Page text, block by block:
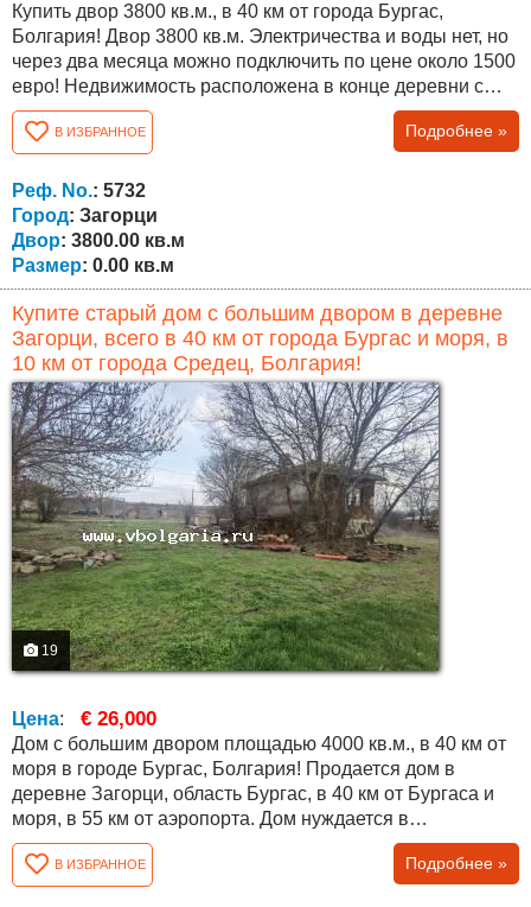
Купить двор 3800 кв.м., в 40 км от города Бургас,
Болгария! Двор 3800 кв.м. Электричества и воды нет, но
через два месяца можно подключить по цене около 1500
евро! Недвижимость расположена в конце деревни с
прекрасным видом на поля, близлежащие холмы и лес!
В деревне есть действующая начальная школа, детский
сад, общественный центр, церковь, почта, магазины и
многое другое. Почва очень плодородная, подходит для
любого вида сельского...
В ИЗБРАННОЕ Подробнее »
Реф. No.: 5732
Город: Загорци
Двор: 3800.00 кв.м
Размер: 0.00 кв.м
Купите старый дом с большим двором в деревне
Загорци, всего в 40 км от города Бургас и моря, в
10 км от города Средец, Болгария!
19
Цена: € 26,000
Дом с большим двором площадью 4000 кв.м., в 40 км от
моря в городе Бургас, Болгария! Продается дом в
деревне Загорци, область Бургас, в 40 км от Бургаса и
моря, в 55 км от аэропорта. Дом нуждается в
капитальном ремонте. Общая площадь дома составляет
72 кв.м., распределены между двумя этажами по две
комнаты на каждом. В доме есть электричество, вода,
В ИЗБРАННОЕ Подробнее »